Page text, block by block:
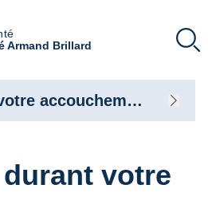
Armand Brillard
votre
Votre séjour et votre accouchement